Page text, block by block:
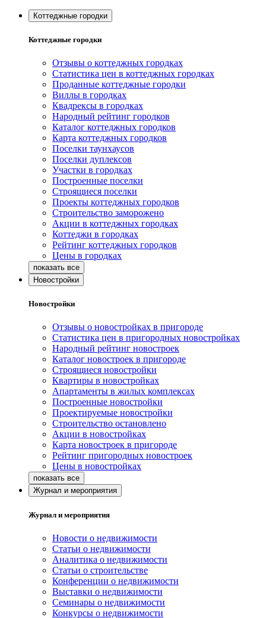
Коттеджные городки
Коттеджные городки
Отзывы о коттеджных городках
Статистика цен в коттеджных городках
Проданные коттеджные городки
Виллы в городках
Квадрексы в городках
Народный рейтинг городков
Каталог коттеджных городков
Карта коттеджных городков
Поселки таунхаусов
Поселки дуплексов
Участки в городках
Построенные поселки
Строящиеся поселки
Проекты коттеджных городков
Строительство заморожено
Акции в коттеджных городках
Коттеджи в городках
Рейтинг коттеджных городков
Цены в городках
Новостройки
Новостройки
Отзывы о новостройках в пригороде
Статистика цен в пригородных новостройках
Народный рейтинг новостроек
Каталог новостроек в пригороде
Строящиеся новостройки
Квартиры в новостройках
Апартаменты в жилых комплексах
Построенные новостройки
Проектируемые новостройки
Строительство остановлено
Акции в новостройках
Карта новостроек в пригороде
Рейтинг пригородных новостроек
Цены в новостройках
Журнал и мероприятия
Журнал и мероприятия
Новости о недвижимости
Статьи о недвижимости
Аналитика о недвижимости
Статьи о строительстве
Конференции о недвижимости
Выставки о недвижимости
Семинары о недвижимости
Конкурсы о недвижимости